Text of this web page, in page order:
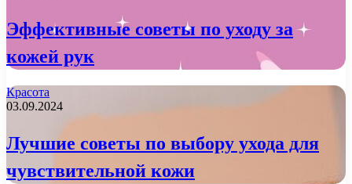
Эффективные советы по уходу за
кожей рук
Красота
03.09.2024
Лучшие советы по выбору ухода для
чувствительной кожи